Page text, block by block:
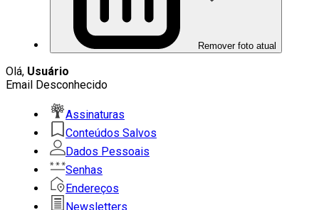
Remover foto atual
Olá, Usuário
Email Desconhecido
Assinaturas
Conteúdos Salvos
Dados Pessoais
Senhas
Endereços
Newsletters